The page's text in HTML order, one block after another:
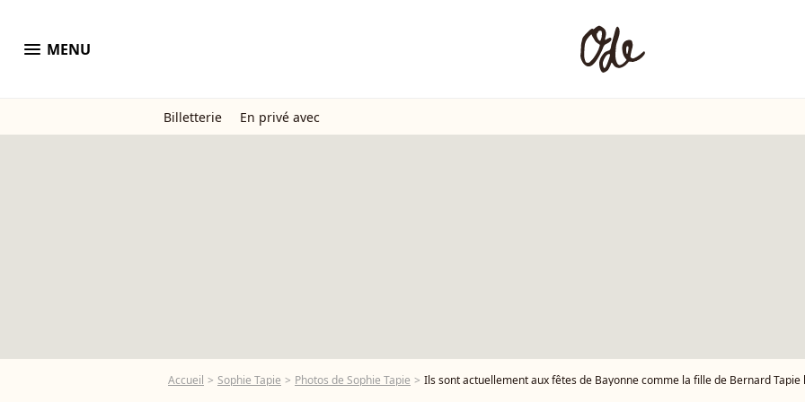
menu MENU
Billetterie En privé avec
Accueil Sophie Tapie Photos de Sophie Tapie Ils sont actuellement aux fêtes de Bayonne comme la fille de Bernard Tapie l'a montré sur ses réseaux sociaux